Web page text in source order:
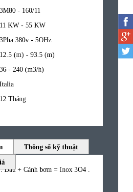
3M80 - 160/11
11 KW - 55 KW
3Pha 380v - 5OHz
12.5 (m) - 93.5 (m)
36 - 240 (m3/h)
Italia
12 Tháng
Thông số kỹ thuật
Đầu + Cánh bơm = Inox 3O4 .